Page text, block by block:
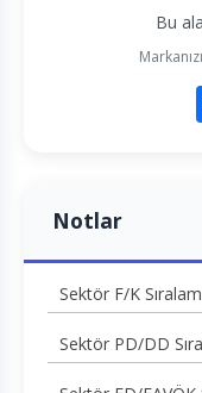
Bu
Notlar
Sektör F/K
Sektör PD/DD